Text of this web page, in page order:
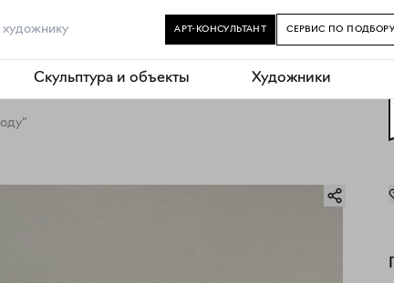
АРТ-КОНСУЛЬТАНТ СЕРВИС ПО
Скульптура и объекты Художники